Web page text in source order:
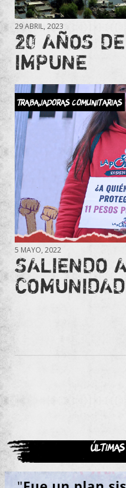
29 ABRIL, 2023
20 AÑOS
IMPUNE
Trabajadoras comunitarias
5 MAYO, 2022
SALIENDO
COMUNIDAD